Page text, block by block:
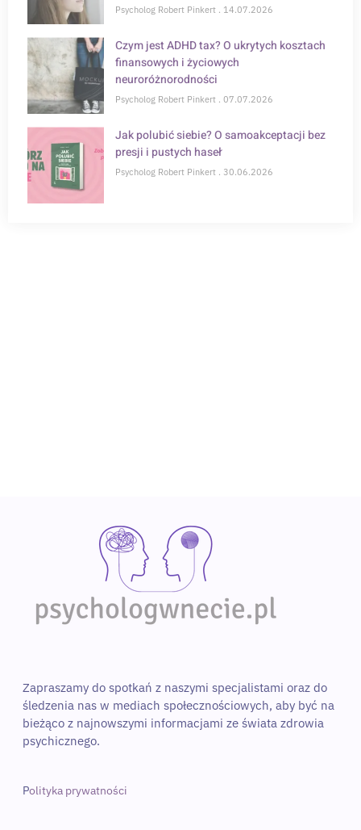
Psycholog Robert Pinkert 14.07.2026
Czym jest ADHD tax? O ukrytych kosztach
finansowych i życiowych
neuroróżnorodności
Psycholog Robert Pinkert 07.07.2026
Jak polubić siebie? O samoakceptacji bez
presji i pustych haseł
Psycholog Robert Pinkert 30.06.2026
Zapraszamy do spotkań z naszymi specjalistami oraz do
śledzenia nas w mediach społecznościowych, aby być na
bieżąco z najnowszymi informacjami ze świata zdrowia
psychicznego.
Polityka prywatności